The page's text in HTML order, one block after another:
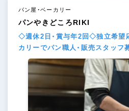
パン屋・ベーカリー
パンやきどころRIKI
◇週休2日・賞与年2回◇独立希望
カリーでパン職人・販売スタッフ